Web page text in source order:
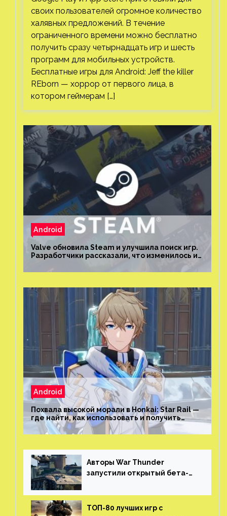
своих пользователей огромное количество
халявных предложений. В течение
ограниченного времени можно бесплатно
получить сразу четырнадцать игр и шесть
программ для мобильных устройств.
Бесплатные игры для Android: Jeff the killer
REborn — хоррор от первого лица, в
котором геймерам […]
Android
Valve обновила Steam и улучшила поиск игр.
Разработчики рассказали, что изменилось и
Android
Похвала высокой морали в Honkai: Star Rail —
где найти, как использовать и получить
скрытые достижения
Авторы War Thunder
запустили открытый бета-
трейлер и скриншоты
ТОП-80 лучших игр с